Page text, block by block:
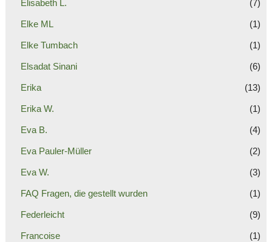
Elisabeth L. (7)
Elke ML (1)
Elke Tumbach (1)
Elsadat Sinani (6)
Erika (13)
Erika W. (1)
Eva B. (4)
Eva Pauler-Müller (2)
Eva W. (3)
FAQ Fragen, die gestellt wurden (1)
Federleicht (9)
Francoise (1)